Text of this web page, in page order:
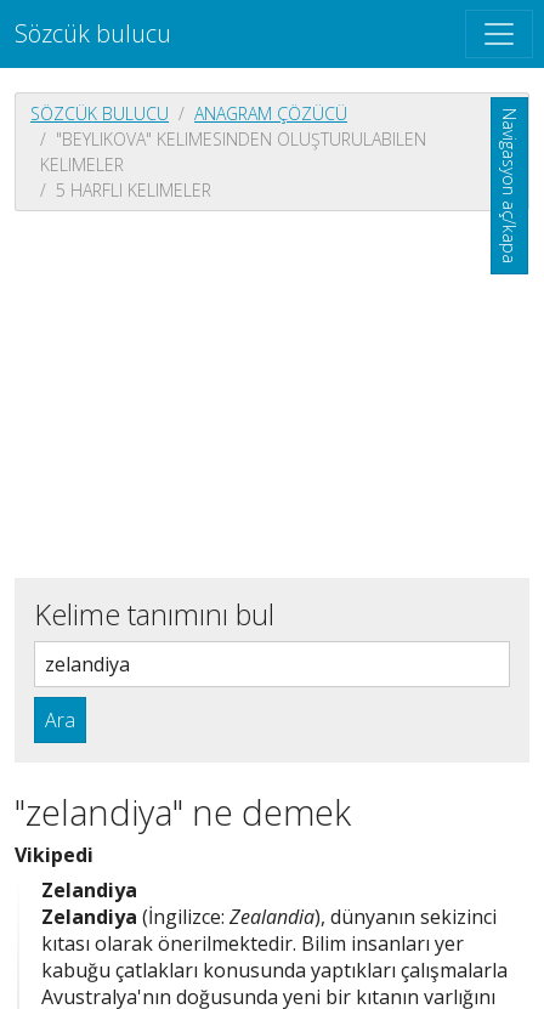
Sözcük bulucu
Navigasyon aç/kapa
SÖZCÜK BULUCU
ANAGRAM ÇÖZÜCÜ
"BEYLIKOVA" KELIMESINDEN OLUŞTURULABILEN
KELIMELER
5 HARFLI KELIMELER
Kelime tanımını bul
Ara
"zelandiya" ne demek
Vikipedi
Zelandiya
Zelandiya (İngilizce: Zealandia), dünyanın sekizinci
kıtası olarak önerilmektedir. Bilim insanları yer
kabuğu çatlakları konusunda yaptıkları çalışmalarla
Avustralya'nın doğusunda yeni bir kıtanın varlığını